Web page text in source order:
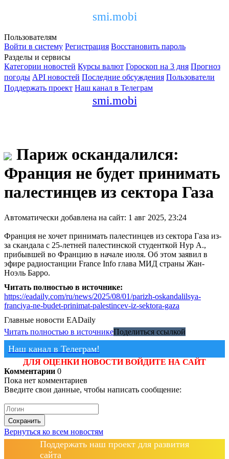
smi.mobi
Пользователям
Войти в систему Регистрация Восстановить пароль
Разделы и сервисы
Категории новостей Курсы валют Гороскоп на 3 дня Прогноз
погоды API новостей Последние обсуждения Пользователи
Поддержать проект Наш канал в Телеграм
smi.mobi
Париж оскандалился:
Франция не будет принимать
палестинцев из сектора Газа
Автоматически добавлена на сайт: 1 авг 2025, 23:24
Франция не хочет принимать палестинцев из сектора Газа из-
за скандала с 25-летней палестинской студенткой Нур А.,
прибывшей во Францию в начале июля. Об этом заявил в
эфире радиостанции France Info глава МИД страны Жан-
Ноэль Барро.
Читать полностью в источнике:
https://eadaily.com/ru/news/2025/08/01/parizh-oskandalilsya-
franciya-ne-budet-prinimat-palestincev-iz-sektora-gaza
Главные новости EADaily
Читать полностью в источникеПоделиться ссылкой
Наш канал в Телеграм!
ДЛЯ ОЦЕНКИ НОВОСТИ ВОЙДИТЕ НА САЙТ
Комментарии 0
Пока нет комментариев
Введите свои данные, чтобы написать сообщение:
Сохранить
Вернуться ко всем новостям
Поддержать наш проект для развития
сайта